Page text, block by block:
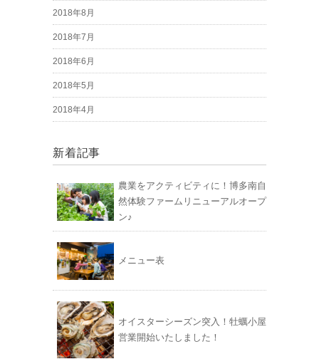
2018年8月
2018年7月
2018年6月
2018年5月
2018年4月
新着記事
農業をアクティビティに！博多南自
然体験ファームリニューアルオープ
ン♪
メニュー表
オイスターシーズン突入！牡蠣小屋
営業開始いたしました！